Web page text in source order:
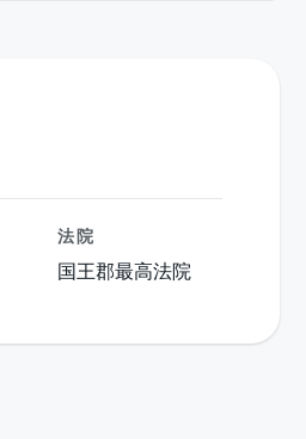
法院
国王郡最高法院